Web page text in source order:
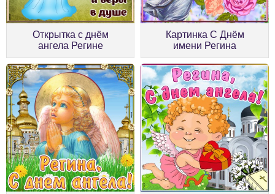
Открытка с днём
ангела Регине
Картинка С Днём
имени Регина